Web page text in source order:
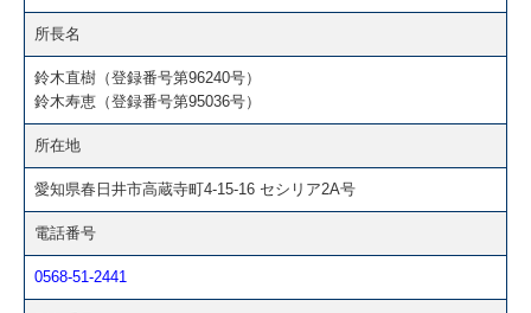
所長名
鈴木直樹（登録番号第96240号）
鈴木寿恵（登録番号第95036号）
所在地
愛知県春日井市高蔵寺町4-15-16 セシリア2A号
電話番号
0568-51-2441